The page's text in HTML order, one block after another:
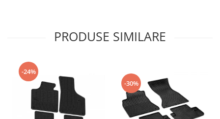
PRODUSE SIMILARE
-24%
-30%